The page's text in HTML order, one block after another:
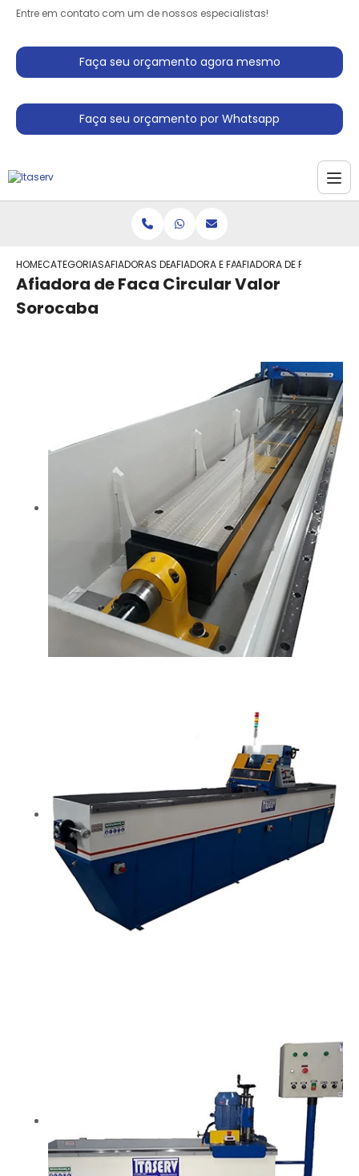
Entre em contato com um de nossos especialistas!
Faça seu orçamento agora mesmo
Faça seu orçamento por Whatsapp
HOMECATEGORIASAFIADORAS DE FACASAFIADORA E FACASAFIADORA DE FACA
Afiadora de Faca Circular Valor
Sorocaba